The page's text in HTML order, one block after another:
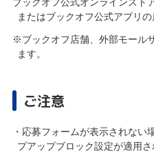
ブックオフ公式オンラインスト
またはブックオフ公式アプリ
※ブックオフ店舗、外部モール
ます。
ご注意
・応募フォームが表示されない
プアップブロック設定が適用